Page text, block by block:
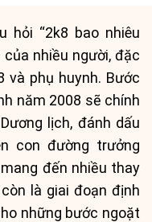
hỏi “2k8 bao nhiêu
nhiều người, đặc
và phụ huynh. Bước
năm 2008 sẽ chính
lịch, đánh dấu
con đường trưởng
đến nhiều thay
là giai đoạn định
những bước ngoặt